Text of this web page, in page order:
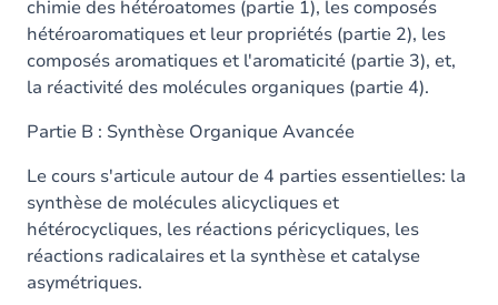
chimie des hétéroatomes (partie 1), les composés
hétéroaromatiques et leur propriétés (partie 2), les
composés aromatiques et l'aromaticité (partie 3), et,
la réactivité des molécules organiques (partie 4).
Partie B : Synthèse Organique Avancée
Le cours s'articule autour de 4 parties essentielles: la
synthèse de molécules alicycliques et
hétérocycliques, les réactions péricycliques, les
réactions radicalaires et la synthèse et catalyse
asymétriques.